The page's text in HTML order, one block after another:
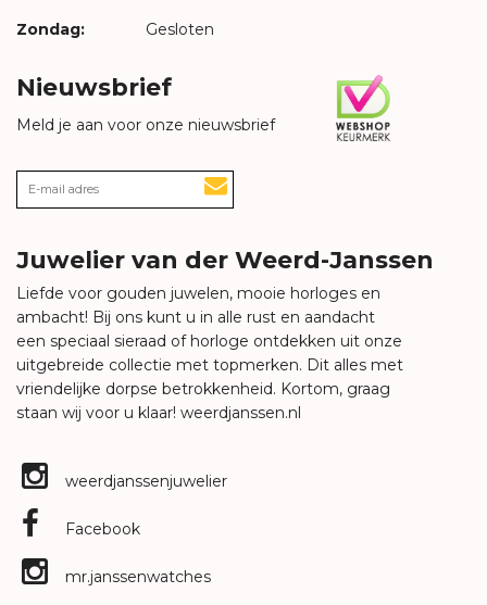
Zondag: Gesloten
Nieuwsbrief
Meld je aan voor onze nieuwsbrief
Juwelier van der Weerd-Janssen
Liefde voor gouden juwelen, mooie horloges en
ambacht! Bij ons kunt u in alle rust en aandacht
een speciaal sieraad of horloge ontdekken uit onze
uitgebreide collectie met topmerken. Dit alles met
vriendelijke dorpse betrokkenheid. Kortom, graag
staan wij voor u klaar! weerdjanssen.nl
weerdjanssenjuwelier
Facebook
mr.janssenwatches